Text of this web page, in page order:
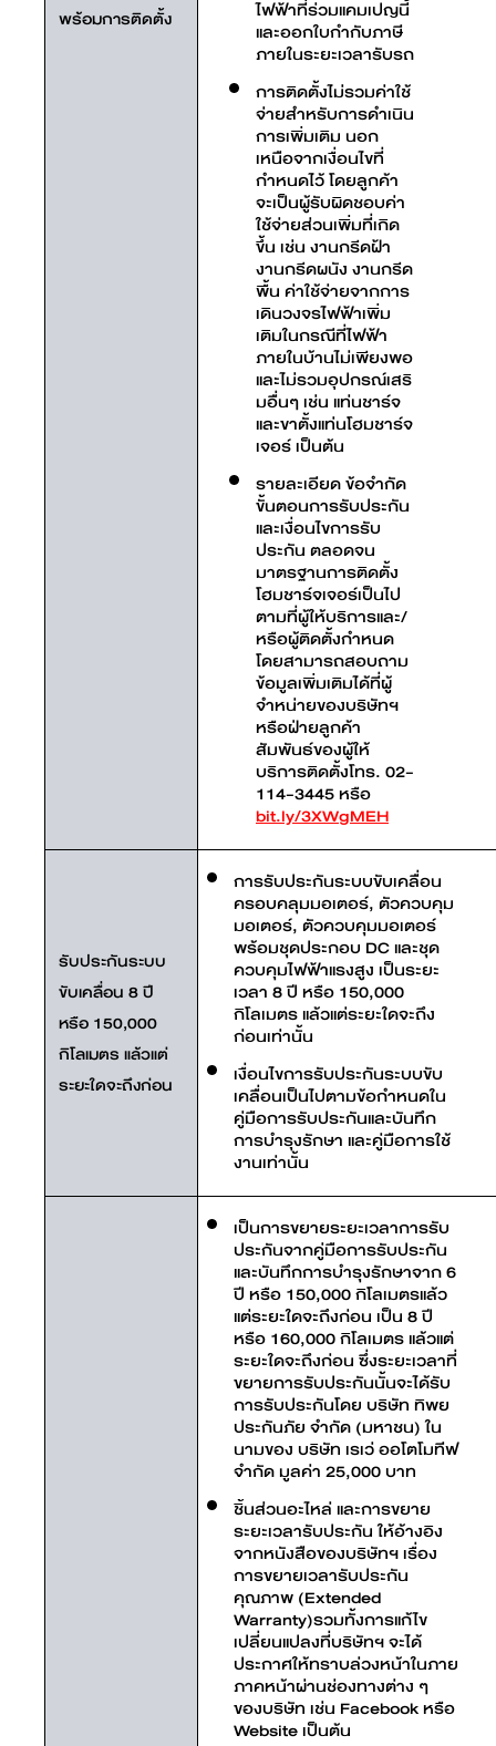
พร้อมการติดตั้ง
ไฟฟ้าที่ร่วมแคมเปญนี้
และออกใบกำกับภาษี
ภายในระยะเวลารับรถ
การติดตั้งไม่รวมค่าใช้
จ่ายสำหรับการดำเนิน
การเพิ่มเติม นอก
เหนือจากเงื่อนไขที่
กำหนดไว้ โดยลูกค้า
จะเป็นผู้รับผิดชอบค่า
ใช้จ่ายส่วนเพิ่มที่เกิด
ขึ้น เช่น งานกรีดฝ้า
งานกรีดผนัง งานกรีด
พื้น ค่าใช้จ่ายจากการ
เดินวงจรไฟฟ้าเพิ่ม
เติมในกรณีที่ไฟฟ้า
ภายในบ้านไม่เพียงพอ
และไม่รวมอุปกรณ์เสริ
มอื่นๆ เช่น แท่นชาร์จ
และขาตั้งแท่นโฮมชาร์จ
เจอร์ เป็นต้น
รายละเอียด ข้อจำกัด
ขั้นตอนการรับประกัน
และเงื่อนไขการรับ
ประกัน ตลอดจน
มาตรฐานการติดตั้ง
โฮมชาร์จเจอร์เป็นไป
ตามที่ผู้ให้บริการและ/
หรือผู้ติดตั้งกำหนด
โดยสามารถสอบถาม
ข้อมูลเพิ่มเติมได้ที่ผู้
จำหน่ายของบริษัทฯ
หรือฝ่ายลูกค้า
สัมพันธ์ของผู้ให้
บริการติดตั้งโทร. 02-
114-3445 หรือ
bit.ly/3XWgMEH
รับประกันระบบ
ขับเคลื่อน 8 ปี
หรือ 150,000
กิโลเมตร แล้วแต่
ระยะใดจะถึงก่อน
การรับประกันระบบขับเคลื่อน
ครอบคลุมมอเตอร์, ตัวควบคุม
มอเตอร์, ตัวควบคุมมอเตอร์
พร้อมชุดประกอบ DC และชุด
ควบคุมไฟฟ้าแรงสูง เป็นระยะ
เวลา 8 ปี หรือ 150,000
กิโลเมตร แล้วแต่ระยะใดจะถึง
ก่อนเท่านั้น
เงื่อนไขการรับประกันระบบขับ
เคลื่อนเป็นไปตามข้อกำหนดใน
คู่มือการรับประกันและบันทึก
การบำรุงรักษา และคู่มือการใช้
งานเท่านั้น
เป็นการขยายระยะเวลาการรับ
ประกันจากคู่มือการรับประกัน
และบันทึกการบำรุงรักษาจาก 6
ปี หรือ 150,000 กิโลเมตรแล้ว
แต่ระยะใดจะถึงก่อน เป็น 8 ปี
หรือ 160,000 กิโลเมตร แล้วแต่
ระยะใดจะถึงก่อน ซึ่งระยะเวลาที่
ขยายการรับประกันนั้นจะได้รับ
การรับประกันโดย บริษัท ทิพย
ประกันภัย จำกัด (มหาชน) ใน
นามของ บริษัท เรเว่ ออโตโมทีฟ
จำกัด มูลค่า 25,000 บาท
ชิ้นส่วนอะไหล่ และการขยาย
ระยะเวลารับประกัน ให้อ้างอิง
จากหนังสือของบริษัทฯ เรื่อง
การขยายเวลารับประกัน
คุณภาพ (Extended
Warranty)รวมทั้งการแก้ไข
เปลี่ยนแปลงที่บริษัทฯ จะได้
ประกาศให้ทราบล่วงหน้าในภาย
ภาคหน้าผ่านช่องทางต่าง ๆ
ของบริษัท เช่น Facebook หรือ
Website เป็นต้น